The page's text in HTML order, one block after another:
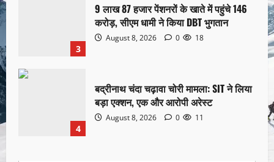
3
9 लाख 87 हजार पेंशनरों के खाते में पहुंचे 146
करोड़, सीएम धामी ने किया DBT भुगतान
August 8, 2026 0 18
4
बद्रीनाथ चंदा चढ़ावा चोरी मामला: SIT ने लिया
बड़ा एक्शन, एक और आरोपी अरेस्ट
August 8, 2026 0 11